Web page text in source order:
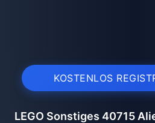
KOSTENLOS
LEGO Sonstiges 40715